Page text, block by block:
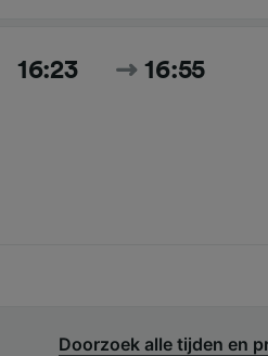
16:23 16:55
Doorzoek alle tijden en